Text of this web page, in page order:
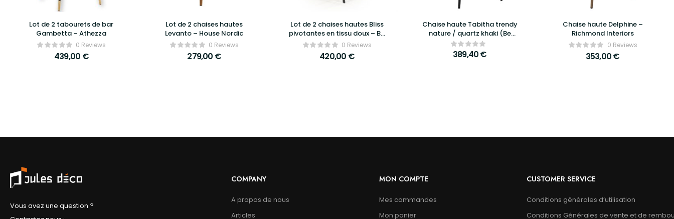
Lot de 2 tabourets de bar
Gambetta – Athezza
0 Reviews
439,00 €
Lot de 2 chaises hautes
Levanto – House Nordic
0 Reviews
279,00 €
Lot de 2 chaises hautes Bliss
pivotantes en tissu doux – By
Boo0 Reviews
420,00 €
Chaise haute Tabitha trendy
nature / quartz khaki (Be
Trendy 01 Nature)
389,40€
Chaise haute Delphine –
Richmond Interiors
0 Reviews
353,00€
Vous avez une question ?
COMPANY
A propos de nous
Articles
MON COMPTE
Mes commandes
Mon panier
CUSTOMER SERVICE
Conditions générales d’utilisation
Conditions Générales de vente et de